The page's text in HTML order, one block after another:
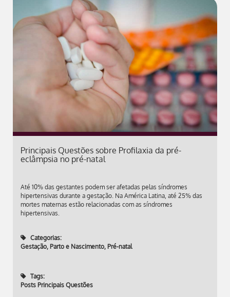
Principais Questões sobre Profilaxia da pré-
eclâmpsia no pré-natal
Até 10% das gestantes podem ser afetadas pelas síndromes
hipertensivas durante a gestação. Na América Latina, até 25% das
mortes maternas estão relacionadas com as síndromes
hipertensivas.
Categorias:
Gestação, Parto e Nascimento, Pré-natal
Tags:
Posts Principais Questões